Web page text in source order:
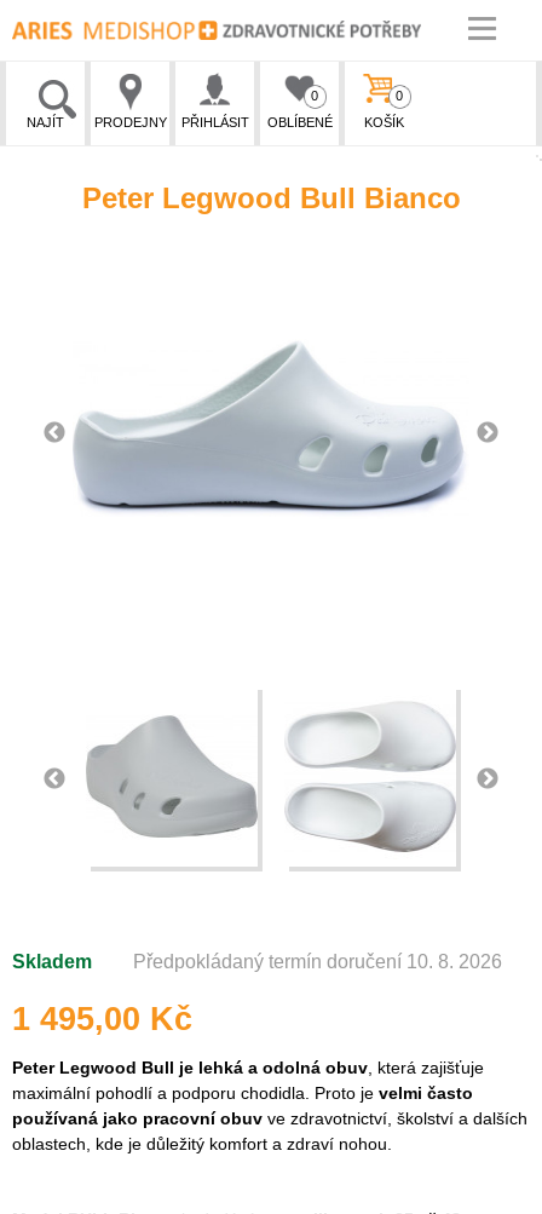
NAJÍT PRODEJNY PŘIHLÁSIT OBLÍBENÉ
0
KOŠÍK
0
Peter Legwood Bull Bianco
Skladem Předpokládaný termín doručení 10. 8. 2026
1 495,00 Kč
Peter Legwood Bull je lehká a odolná obuv , která zajišťuje
maximální pohodlí a podporu chodidla. Proto je velmi často
používaná jako pracovní obuv ve zdravotnictví, školství a dalších
oblastech, kde je důležitý komfort a zdraví nohou.